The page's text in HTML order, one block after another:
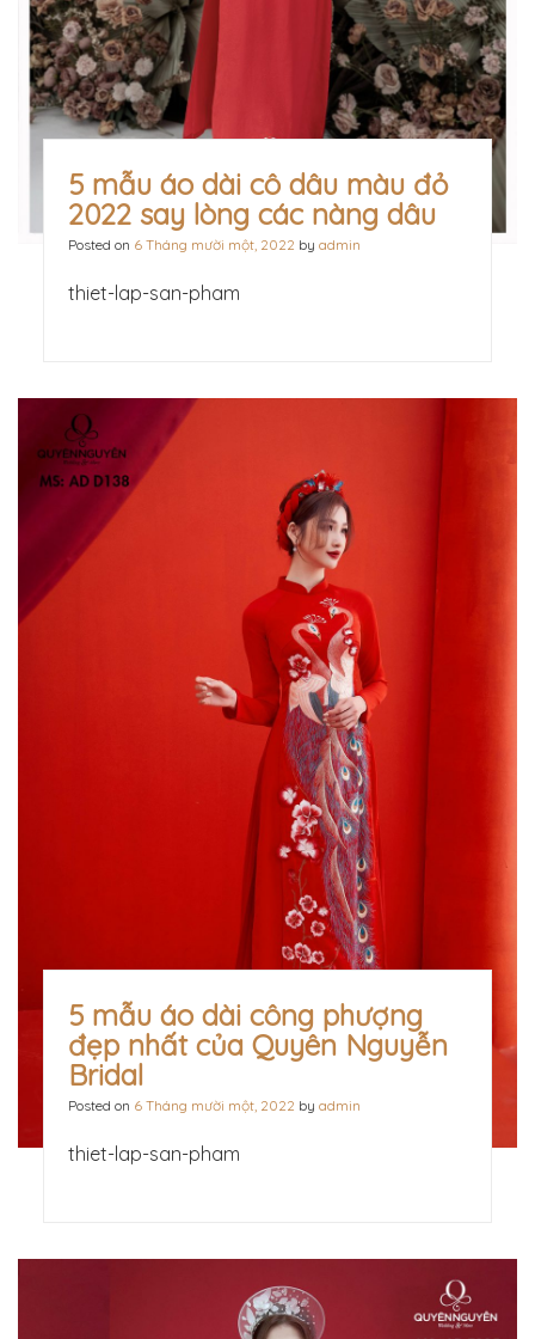
5 mẫu áo dài cô dâu màu đỏ
2022 say lòng các nàng dâu
Posted on 6 Tháng mười một, 2022 by admin
thiet-lap-san-pham
5 mẫu áo dài công phượng
đẹp nhất của Quyên Nguyễn
Bridal
Posted on 6 Tháng mười một, 2022 by admin
thiet-lap-san-pham